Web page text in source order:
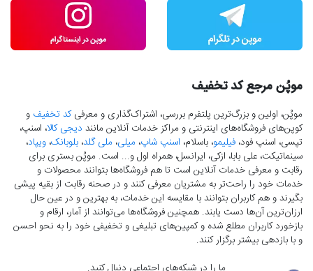
موپُن مرجع کد تخفیف
موپُن، اولین و بزرگ‌ترین پلتفرم بررسی، اشتراک‌گذاری و معرفیکد تخفیف و
کوپن‌های فروشگاه‌های اینترنتی و مراکز خدمات آنلاین مانند دیجی کالا، اسنپ،
تپسی، اسنپ فود، فیلیمو، باسلام، اسنپ شاپ، میلی، ملی گلد، بلوبانک، ویپاد،
سینماتیکت، علی بابا، ازکی، ایرانسل، همراه اول و... است. موپُن بستری برای
رقابت و معرفی خدمات آنلاین است تا هم فروشگاه‌ها بتوانند محصولات و
خدمات خود را راحت‌تر به مشتریان معرفی کنند و در صحنه رقابت از بقیه پیشی
بگیرند و هم کاربران بتوانند با مقایسه این خدمات، به بهترین و در عین حال
ارزان‌ترین آن‌ها دست‌ یابند. همچنین فروشگاه‌ها می‌توانند از آمار، ارقام و
بازخورد کاربران مطلع شده و کمپین‌های تبلیغی و تخفیفی خود را به نحو احسن
و با بازدهی بیشتر برگزار کنند.